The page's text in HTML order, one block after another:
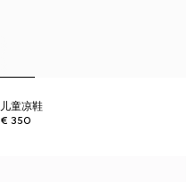
儿童凉鞋
€ 350